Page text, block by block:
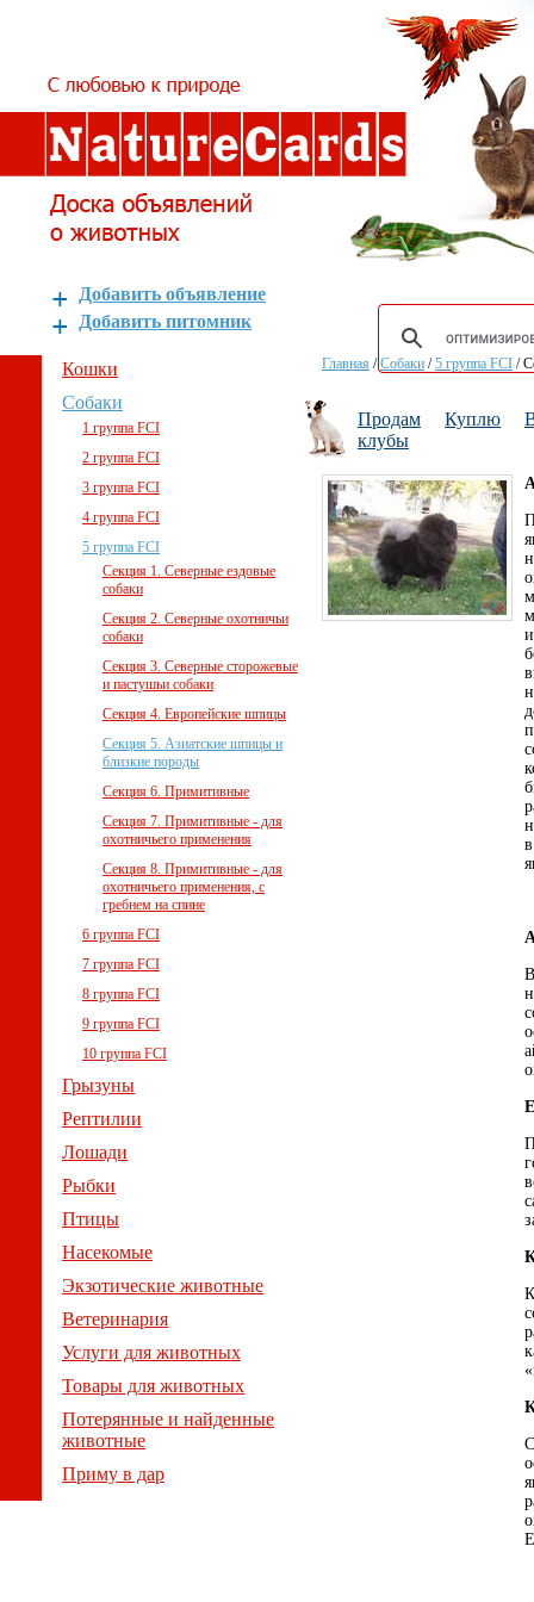
Добавить объявление
Добавить питомник
Кошки
Собаки
1 группа FCI
2 группа FCI
3 группа FCI
4 группа FCI
5 группа FCI
Секция 1. Северные ездовые
собаки
Секция 2. Северные охотничьи
собаки
Секция 3. Северные сторожевые
и пастушьи собаки
Секция 4. Европейские шпицы
Секция 5. Азиатские шпицы и
близкие породы
Секция 6. Примитивные
Секция 7. Примитивные - для
охотничьего применения
Секция 8. Примитивные - для
охотничьего применения, с
гребнем на спине
6 группа FCI
7 группа FCI
8 группа FCI
9 группа FCI
10 группа FCI
Грызуны
Рептилии
Лошади
Рыбки
Птицы
Насекомые
Экзотические животные
Ветеринария
Услуги для животных
Товары для животных
Потерянные и найденные
животные
Приму в дар
Главная /Собаки /5 группа FCI /
Продам Куплю
клубы